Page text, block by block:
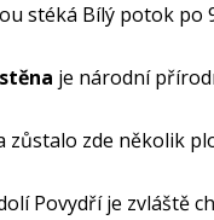
stéká Bílý potok po
je národní
zde několik
Povydří je zvláště